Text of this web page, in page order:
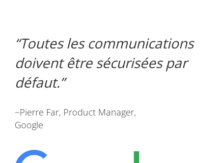
Toutes les communications
doivent être sécurisées par
défaut.
~Pierre Far, Product Manager,
Google